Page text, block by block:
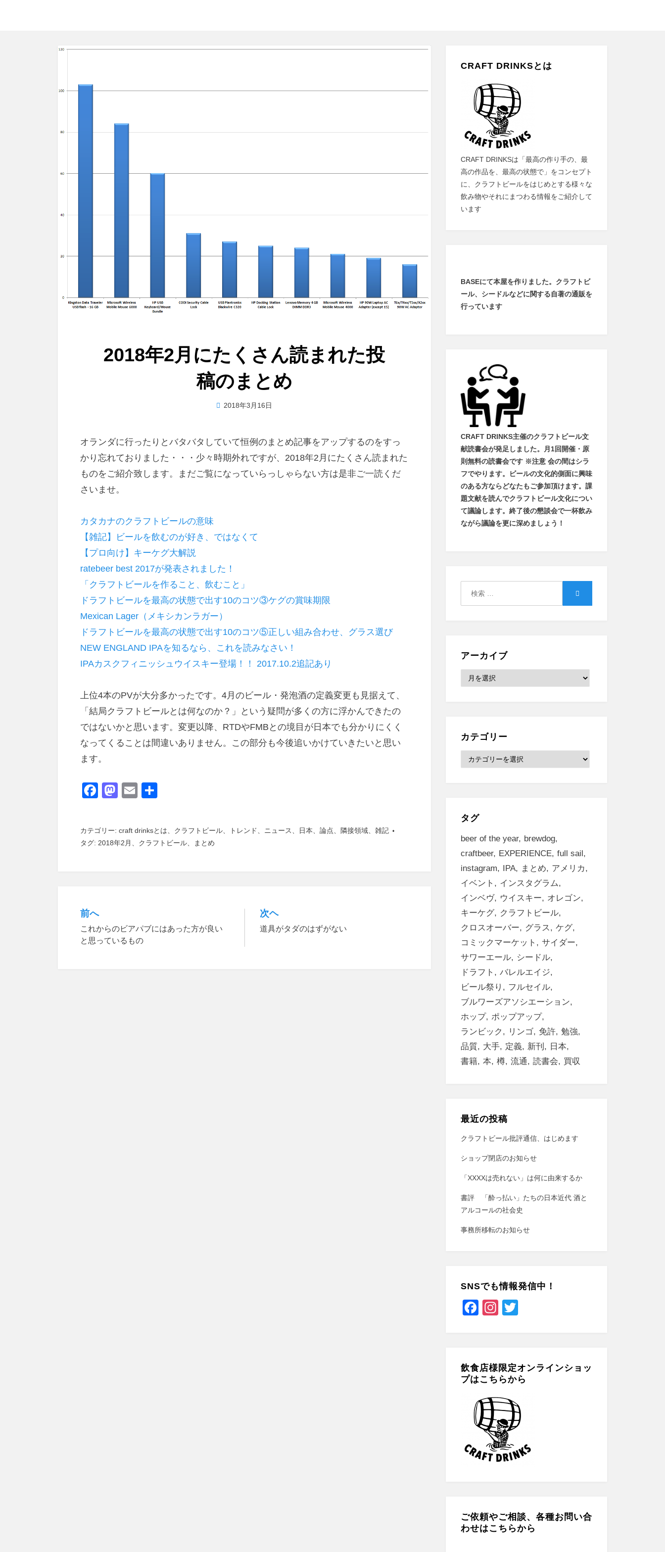
2018年2月にたくさん読まれた投
稿のまとめ
投稿者master
投 2018年3月16日
オランダに行ったりとバタバタしていて恒例のまとめ記事をアップするのをすっ
かり忘れておりました・・・少々時期外れですが、2018年2月にたくさん読まれた
ものをご紹介致します。まだご覧になっていらっしゃらない方は是非ご一読くだ
さいませ。
カタカナのクラフトビールの意味
【雑記】ビールを飲むのが好き、ではなくて
【プロ向け】キーケグ大解説
ratebeer best 2017が発表されました！
「クラフトビールを作ること、飲むこと」
ドラフトビールを最高の状態で出す10のコツ③ケグの賞味期限
Mexican Lager（メキシカンラガー）
ドラフトビールを最高の状態で出す10のコツ⑤正しい組み合わせ、グラス選び
NEW ENGLAND IPAを知るなら、これを読みなさい！
IPAカスクフィニッシュウイスキー登場！！ 2017.10.2追記あり
上位4本のPVが大分多かったです。4月のビール・発泡酒の定義変更も見据えて、
「結局クラフトビールとは何なのか？」という疑問が多くの方に浮かんできたの
ではないかと思います。変更以降、RTDやFMBとの境目が日本でも分かりにくく
なってくることは間違いありません。この部分も今後追いかけていきたいと思い
ます。
F
e
M
o
E
カテゴリー: craft drinksとは クラフトビール トレンド ニュース 日本 論点 隣接領域
雑記
タグ: 2018年2月 クラフトビール まとめ
投
稿
前へ
これからのビアパブにはあった方が良い
と思っているもの
次ヘ
道具がタダのはずがない
CRAFT DRINKSとは
CRAFT DRINKSは「最高の作り手の、最
高の作品を、最高の状態で」をコンセプト
に、クラフトビールをはじめとする様々な
飲み物やそれにまつわる情報をご紹介して
います
BASEにて本屋を作りました。クラフトビ
ール、シードルなどに関する自著の通販を
行っています
CRAFT DRINKS主催のクラフトビール文
献読書会が発足しました。
月1回開催・原
則無料の読書会です ※注意 会の間はシラ
フでやります。
ビールの文化的側面に興味
のある方ならどなたもご参加頂けます。 課
題文献を読んでクラフトビール文化につい
て議論します。 終了後の懇談会で一杯飲み
ながら議論を更に深めましょう！
アーカイブ
ー
カテゴリー
テ
タグ
beer of the year
brewdog
craftbeer
EXPERIENCE full sail
instagram
IPA まとめ
アメリカ
イベント
インスタグラム
インベヴ
ウイスキー
オレゴン
キーケグ
クラフトビール
クロスオーバー
グラス
ケグ
コミックマーケット
サイダー
サワーエール
シードル
ドラフト
バレルエイジ
ビール祭り
フルセイル
ブルワーズアソシエーション
ホップ ポップアップ
ランビック
リンゴ 免許 勉強
品質
大手 定義 新刊
日本
書籍 本 樽 流通 読書会 買収
最近の投稿
クラフトビール批評通信、はじめます
ショップ閉店のお知らせ
「XXXXは売れない」は何に由来するか
書評 「酔っ払い」たちの日本近代 酒と
アルコールの社会史
事務所移転のお知らせ
SNSでも情報発信中！
F
b
o
o
k
In
a
m
飲食店様限定オンラインショッ
プはこちらから
ご依頼やご相談、各種お問い合
わせはこちらから